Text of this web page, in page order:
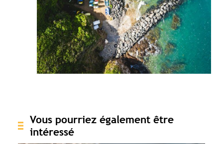
Vous pourriez également être
intéressé
Accès complet aux études
Accès aux guides pratiques
Visibilité sur tourismebretagne.com